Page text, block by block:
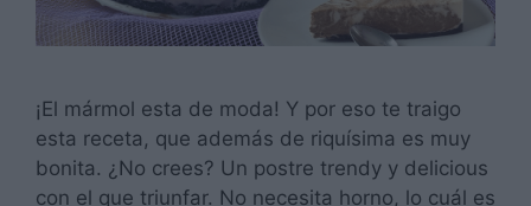
¡El mármol esta de moda! Y por eso te traigo
esta receta, que además de riquísima es muy
bonita. ¿No crees? Un postre trendy y delicious
con el que triunfar. No necesita horno, lo cuál es